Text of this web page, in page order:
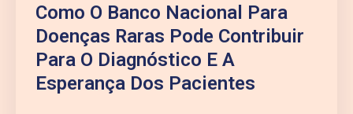
Como O Banco Nacional Para
Doenças Raras Pode Contribuir
Para O Diagnóstico E A
Esperança Dos Pacientes